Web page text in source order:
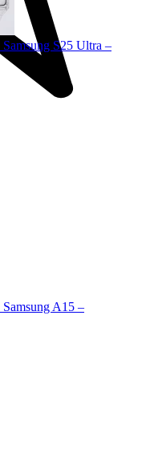
S25 Ultra –
A15 –